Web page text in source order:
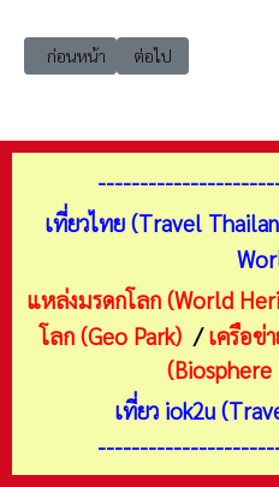
เนื้อหาก่อนหน้า: เที่ยวเชียงใหม่ ฝา
ก่อนหน้า เนื้อหาถัดไป: เที่ยวเชี
ต่อไป
เที่ยวไทย (Travel
แหล่งมรดกโลก (World
โลก (Geo Park) /เครือข่
(Biosphere
เที่ยว iok2u